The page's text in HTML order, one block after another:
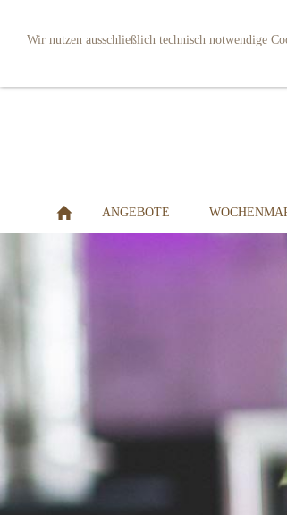
ANGEBOTE
Wir nutzen ausschließlich technisch notwendige